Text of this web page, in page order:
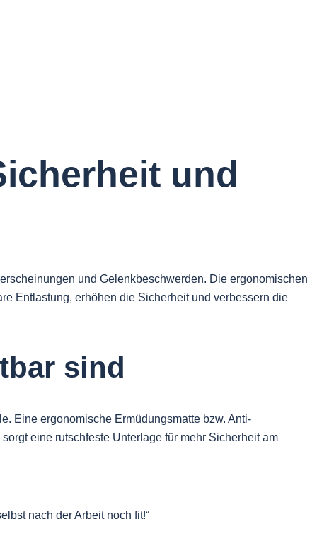
und
und Gelenkbeschwerden. Die ergonomischen
Entlastung, erhöhen die Sicherheit und verbessern die
sind
Eine ergonomische Ermüdungsmatte bzw. Anti-
eine rutschfeste Unterlage für mehr Sicherheit am
nach der Arbeit noch fit!“